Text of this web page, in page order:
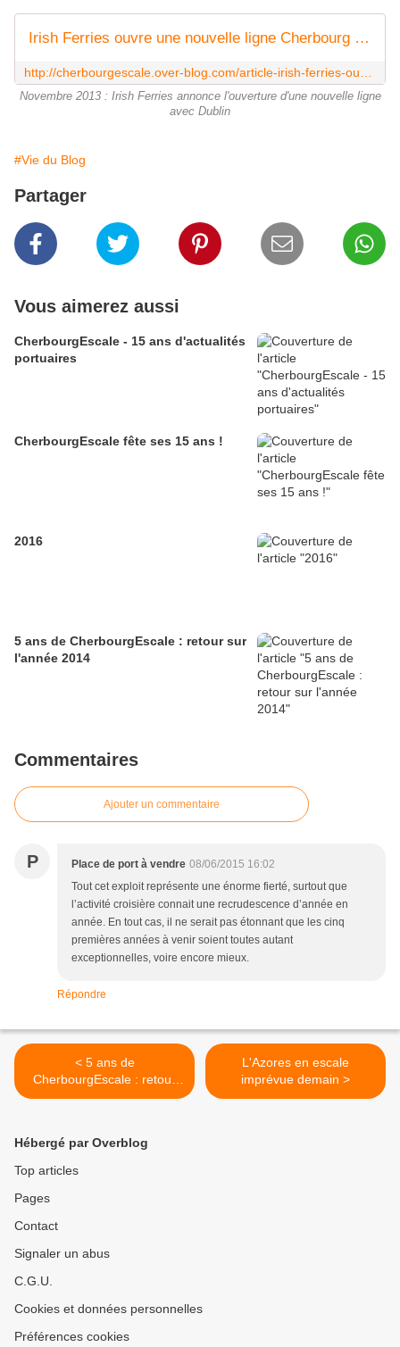
Irish Ferries ouvre une nouvelle ligne Cherbourg Dublin -
Novembre 2013 : Irish Ferries annonce l'ouverture d'une nouvelle ligne
avec Dublin
#Vie du Blog
Partager
Vous aimerez aussi
CherbourgEscale - 15 ans d'actualités
portuaires
CherbourgEscale fête ses 15 ans !
2016
5 ans de CherbourgEscale : retour sur
l'année 2014
Commentaires
Ajouter un commentaire
P Place de port à vendre 08/06/2015 16:02
Tout cet exploit représente une énorme fierté, surtout que
l’activité croisière connait une recrudescence d’année en
année. En tout cas, il ne serait pas étonnant que les cinq
premières années à venir soient toutes autant
exceptionnelles, voire encore mieux.
Répondre
< 5 ans de
CherbourgEscale : retour
sur l'année 2012
L'Azores en escale
imprévue demain >
Hébergé par Overblog
Top articles
Pages
Contact
Signaler un abus
C.G.U.
Cookies et données personnelles
Préférences cookies